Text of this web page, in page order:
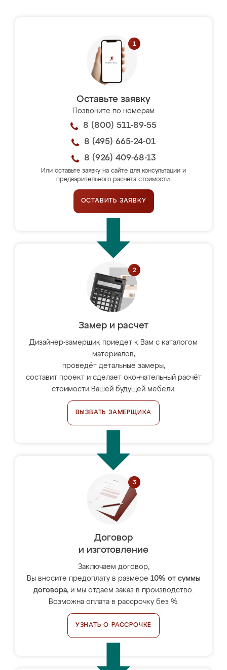
Оставьте заявку
Позвоните по номерам
8 (800) 511-89-55
8 (495) 665-24-01
8 (926) 409-68-13
Или оставьте заявку на сайте для консультации и
предварительного расчёта стоимости.
ОСТАВИТЬ ЗАЯВКУ
Замер и расчет
Дизайнер-замерщик приедет к Вам с каталогом
материалов,
проведёт детальные замеры,
составит проект и сделает окончательный расчёт
стоимости Вашей будущей мебели.
ВЫЗВАТЬ ЗАМЕРЩИКА
Договор
и изготовление
Заключаем договор,
Вы вносите предоплату в размере 10% от суммы
договора, и мы отдаём заказ в производство.
Возможна оплата в рассрочку без %.
УЗНАТЬ О РАССРОЧКЕ